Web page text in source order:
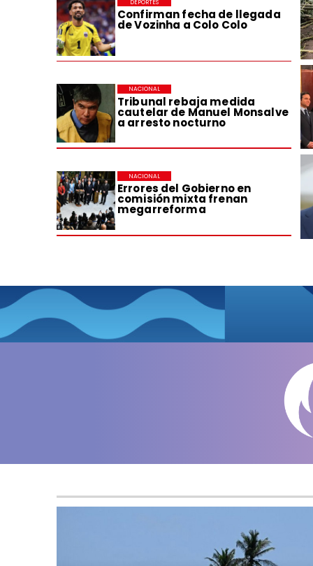
Confirman fecha de llegada
de Vozinha a Colo Colo
DEPORTES
Tribunal rebaja medida
cautelar de Manuel Monsalve
a arresto nocturno
NACIONAL
Errores del Gobierno en
comisión mixta frenan
megarreforma
NACIONAL